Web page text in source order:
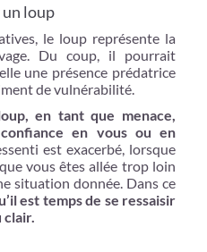
loup
le loup représente la
Du coup, il pourrait
une présence prédatrice
de vulnérabilité.
en tant que menace,
en vous ou en
est exacerbé, lorsque
vous êtes allée trop loin
situation donnée. Dans ce
est temps de se ressaisir